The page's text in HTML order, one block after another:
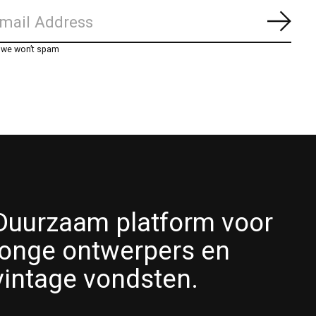
won’t spam
platform voor
ontwerpers en
vondsten.